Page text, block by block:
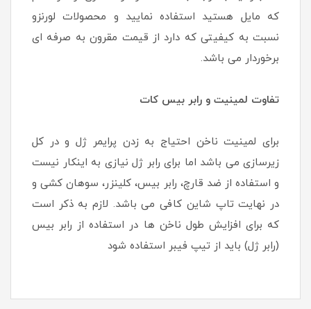
که مایل هستید استفاده نمایید و محصولات لورنزو
نسبت به کیفیتی که دارد از قیمت مقرون به صرفه ای
برخوردار می باشد.
تفاوت لمینیت و رابر بیس کات
برای لمینیت ناخن احتیاج به زدن پرایمر ژل و در کل
زیرسازی می باشد اما برای رابر ژل نیازی به اینکار نیست
و استفاده از ضد قارچ، رابر بیس، کلینزر، سوهان کشی و
در نهایت تاپ شاین کافی می باشد. لازم به ذکر است
که برای افزایش طول ناخن ها در استفاده از رابر بیس
(رابر ژل) باید از تیپ فیبر استفاده شود